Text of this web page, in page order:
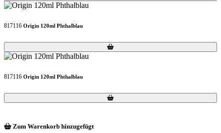
817116 Origin 120ml Phthalblau
Loading...
Loading...
817116 Origin 120ml Phthalblau
Loading...
Loading...
Zum Warenkorb hinzugefügt